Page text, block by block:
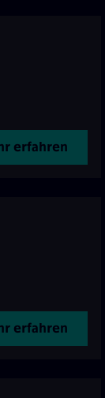
erfahren
erfahren